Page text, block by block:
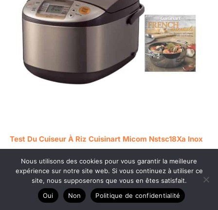
Test Du Cuiseur À Riz Cuisinart Micom Nstsc18Xa Inox
Nous utilisons des cookies pour vous garantir la meilleure
expérience sur notre site web. Si vous continuez à utiliser ce
site, nous supposerons que vous en êtes satisfait.
Oui
Non Politique de confidentialité